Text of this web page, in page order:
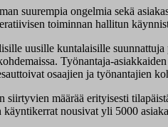
suurempia ongelmia sekä
toiminnan hallitun
uusille kuntalaisille
Työnantaja-
osaajien ja työnantajien
määrää erityisesti
nousivat yli 5000